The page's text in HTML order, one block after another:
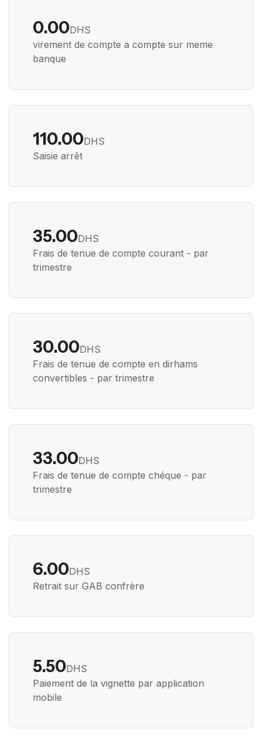
0.00DHS
virement de compte a compte sur meme
banque
110.00DHS
Saisie arrêt
35.00DHS
Frais de tenue de compte courant - par
trimestre
30.00DHS
Frais de tenue de compte en dirhams
convertibles - par trimestre
33.00DHS
Frais de tenue de compte chéque - par
trimestre
6.00DHS
Retrait sur GAB confrère
5.50DHS
Paiement de la vignette par application
mobile